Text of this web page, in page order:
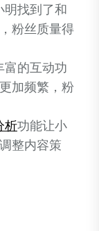
明找到了和
粉丝质量得
富的互动功
加频繁，粉
析功能让小
整内容策